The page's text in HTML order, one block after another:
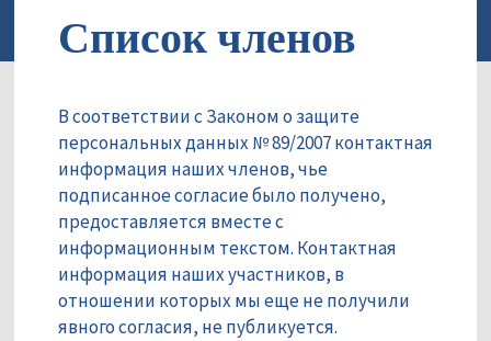
Список членов
В соответствии с Законом о защите
персональных данных № 89/2007 контактная
информация наших членов, чье
подписанное согласие было получено,
предоставляется вместе с
информационным текстом. Контактная
информация наших участников, в
отношении которых мы еще не получили
явного согласия, не публикуется.